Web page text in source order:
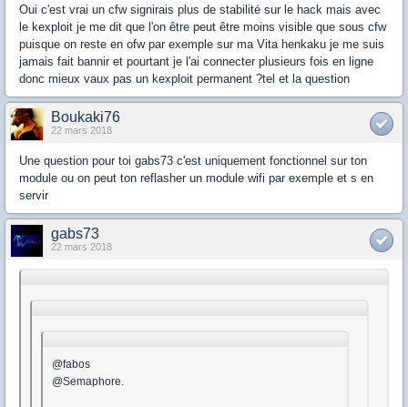
Oui c'est vrai un cfw signirais plus de stabilité sur le hack mais avec
le kexploit je me dit que l'on être peut être moins visible que sous cfw
puisque on reste en ofw par exemple sur ma Vita henkaku je me suis
jamais fait bannir et pourtant je l'ai connecter plusieurs fois en ligne
donc mieux vaux pas un kexploit permanent ?tel et la question
Boukaki76
22 mars 2018
Une question pour toi gabs73 c'est uniquement fonctionnel sur ton
module ou on peut ton reflasher un module wifi par exemple et s en
servir
gabs73
22 mars 2018
@fabos
@Semaphore.